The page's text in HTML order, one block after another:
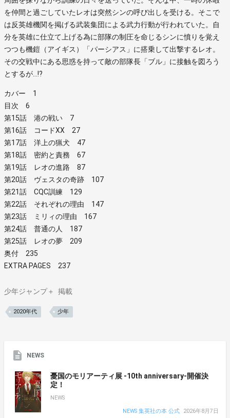
を仲間と過ごしていたレオは突然シンの呼び出しを受ける。そこで
は反英雄機関を掲げる武装集団による武力行動が行われていた。自
分を英雄に仕立て上げる為に部隊の制圧を命じるシンに憤りを覚え
つつも機鎧（アイギス）「パーシアス」に搭乗して出撃するレオ。
その交戦中にある思惑を持って敵の部隊長「ブル」に接触を図ろう
とするが…!?
カバー 1
目次 6
第15話 港の戦い 7
第16話 コードXX 27
第17話 洋上の猟犬 47
第18話 密約と責務 67
第19話 レオの進路 87
第20話 ヴェスタの奇跡 107
第21話 CQC訓練 129
第22話 それぞれの理由 147
第23話 ミリィの理由 167
第24話 普通の人 187
第25話 レオの夢 209
奥付 235
EXTRA PAGES 237
少年ジャンプ＋ 掲載
2020年代 少年
NEWS
憂国のモリアーティ展 -10th anniversary-開催決
定！
NEWS
NEWS 集英社の本 公式
2026年8月7日